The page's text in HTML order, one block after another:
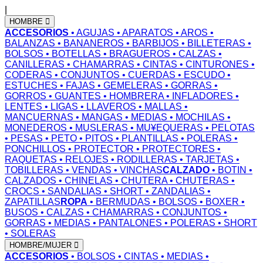
HOMBRE
ACCESORIOS • AGUJAS • APARATOS • AROS •
BALANZAS • BANANEROS • BARBIJOS • BILLETERAS •
BOLSOS • BOTELLAS • BRAGUEROS • CALZAS •
CANILLERAS • CHAMARRAS • CINTAS • CINTURONES •
CODERAS • CONJUNTOS • CUERDAS • ESCUDO •
ESTUCHES • FAJAS • GEMELERAS • GORRAS •
GORROS • GUANTES • HOMBRERA• INFLADORES •
LENTES • LIGAS • LLAVEROS • MALLAS •
MANCUERNAS • MANGAS • MEDIAS • MOCHILAS •
MONEDEROS • MUSLERAS • MU¥EQUERAS • PELOTAS
• PESAS • PETO • PITOS • PLANTILLAS • POLERAS •
PONCHILLOS • PROTECTOR • PROTECTORES •
RAQUETAS • RELOJES • RODILLERAS • TARJETAS •
TOBILLERAS • VENDAS • VINCHASCALZADO • BOTIN •
CALZADOS • CHINELAS • CHUTERA• CHUTERAS •
CROCS • SANDALIAS • SHORT • ZANDALIAS •
ZAPATILLAS ROPA • BERMUDAS • BOLSOS • BOXER •
BUSOS • CALZAS • CHAMARRAS • CONJUNTOS •
GORRAS • MEDIAS • PANTALONES • POLERAS • SHORT
• SOLERAS
HOMBRE/MUJER
ACCESORIOS • BOLSOS • CINTAS • MEDIAS •